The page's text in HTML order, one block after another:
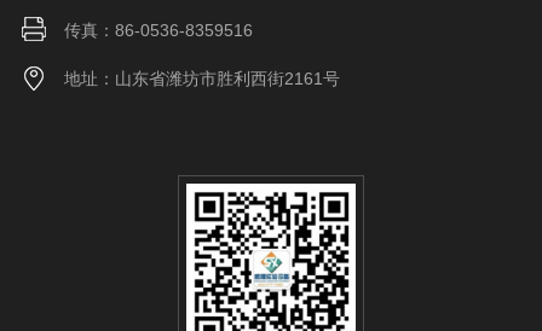
传真：86-0536-8359516
地址：山东省潍坊市胜利西街2161号